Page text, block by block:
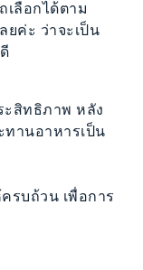
เลือกได้ตาม
ค่ะ ว่าจะเป็น
ะสิทธิภาพ หลัง
านอาหารเป็น
รบถ้วน เพื่อการ